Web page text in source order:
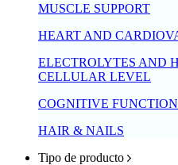
MUSCLE SUPPORT
HEART AND
ELECTROLYTES AND
CELLULAR LEVEL
COGNITIVE FUNCTION
HAIR & NAILS
Tipo de producto